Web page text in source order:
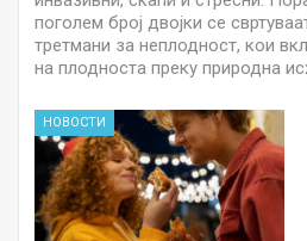
поголем број двојки се
третмани за неплодност, кои
на плодноста преку природна
НОВОСТИ